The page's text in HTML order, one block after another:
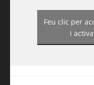
https://
Feu clic per
i